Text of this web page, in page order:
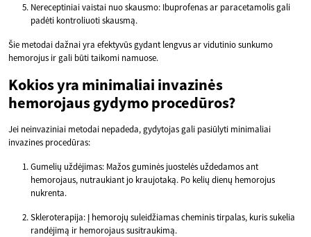
Nereceptiniai vaistai nuo skausmo: Ibuprofenas ar paracetamolis gali
padėti kontroliuoti skausmą.
Šie metodai dažnai yra efektyvūs gydant lengvus ar vidutinio sunkumo
hemorojus ir gali būti taikomi namuose.
Kokios yra minimaliai invazinės
hemorojaus gydymo procedūros?
Jei neinvaziniai metodai nepadeda, gydytojas gali pasiūlyti minimaliai
invazines procedūras:
Gumelių uždėjimas: Mažos guminės juostelės uždedamos ant
hemorojaus, nutraukiant jo kraujotaką. Po kelių dienų hemorojus
nukrenta.
Skleroterapija: Į hemorojų suleidžiamas cheminis tirpalas, kuris sukelia
randėjimą ir hemorojaus susitraukimą.